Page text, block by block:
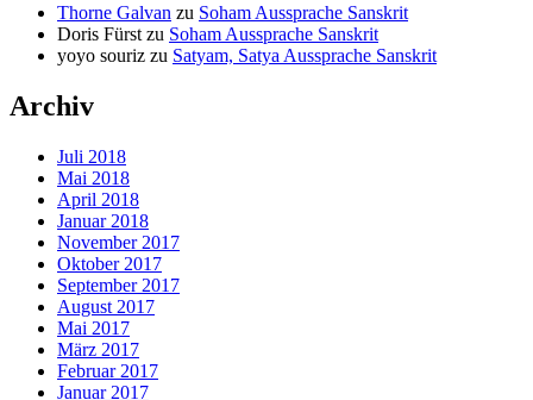
Thorne Galvan zu Soham Aussprache Sanskrit
Doris Fürst zu Soham Aussprache Sanskrit
yoyo souriz zu Satyam, Satya Aussprache Sanskrit
Archiv
Juli 2018
Mai 2018
April 2018
Januar 2018
November 2017
Oktober 2017
September 2017
August 2017
Mai 2017
März 2017
Februar 2017
Januar 2017